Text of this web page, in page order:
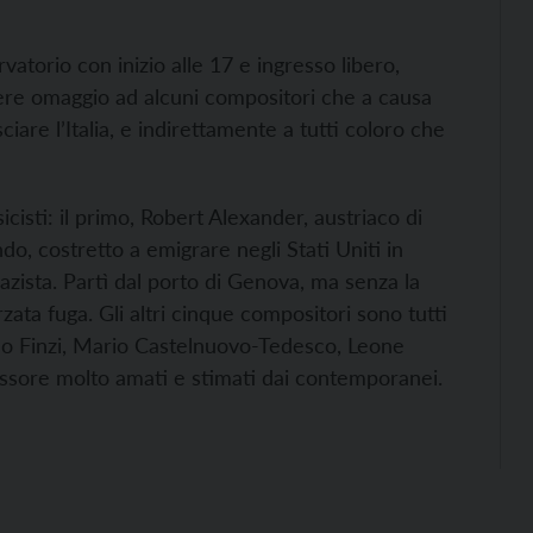
con inizio alle 17 e ingresso libero,
omaggio ad alcuni compositori che a causa
l’Italia, e indirettamente a tutti coloro che
il primo, Robert Alexander, austriaco di
costretto a emigrare negli Stati Uniti in
Partì dal porto di Genova, ma senza la
fuga. Gli altri cinque compositori sono tutti
Finzi, Mario Castelnuovo-Tedesco, Leone
molto amati e stimati dai contemporanei.